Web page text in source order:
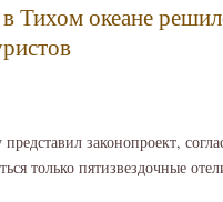
Тихом океане
законопроект,
только пятизвездочные